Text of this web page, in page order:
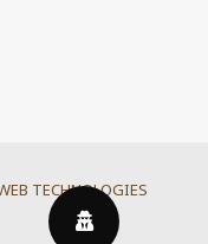
TECHNOLOGIES